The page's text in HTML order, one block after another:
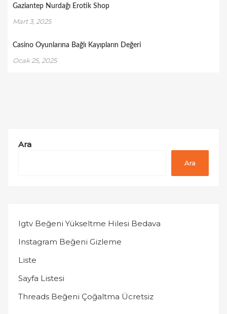
Gaziantep Nurdağı Erotik Shop
Mart 3, 2025
Casino Oyunlarına Bağlı Kayıpların Değeri
Ocak 25, 2025
Ara
Ara
Igtv Beğeni Yükseltme Hilesi Bedava
Instagram Beğeni Gizleme
Liste
Sayfa Listesi
Threads Beğeni Çoğaltma Ücretsiz